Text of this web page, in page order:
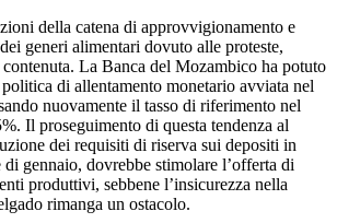
della catena di approvvigionamento e
generi alimentari dovuto alle proteste,
La Banca del Mozambico ha potuto
di allentamento monetario avviata nel
nuovamente il tasso di riferimento nel
Il proseguimento di questa tendenza al
dei requisiti di riserva sui depositi in
gennaio, dovrebbe stimolare l’offerta di
produttivi, sebbene l’insicurezza nella
rimanga un ostacolo.